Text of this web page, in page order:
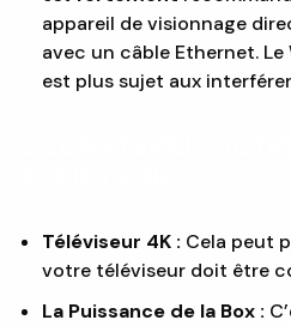
appareil de visionnage
avec un câble Ethernet.
est plus sujet aux
Téléviseur 4K : Cela peut
votre téléviseur doit être
La Puissance de la Box :